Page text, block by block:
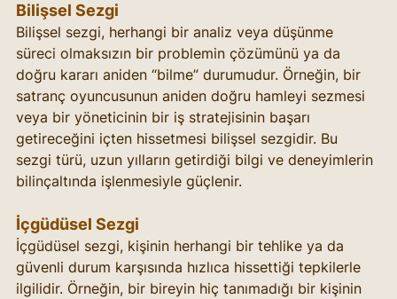
Bilişsel Sezgi
Bilişsel sezgi, herhangi bir analiz veya düşünme
süreci olmaksızın bir problemin çözümünü ya da
doğru kararı aniden “bilme” durumudur. Örneğin, bir
satranç oyuncusunun aniden doğru hamleyi sezmesi
veya bir yöneticinin bir iş stratejisinin başarı
getireceğini içten hissetmesi bilişsel sezgidir. Bu
sezgi türü, uzun yılların getirdiği bilgi ve deneyimlerin
bilinçaltında işlenmesiyle güçlenir.
İçgüdüsel Sezgi
İçgüdüsel sezgi, kişinin herhangi bir tehlike ya da
güvenli durum karşısında hızlıca hissettiği tepkilerle
ilgilidir. Örneğin, bir bireyin hiç tanımadığı bir kişinin